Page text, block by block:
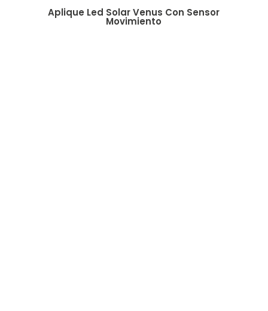
Aplique Led Solar Venus Con Sensor
Movimiento